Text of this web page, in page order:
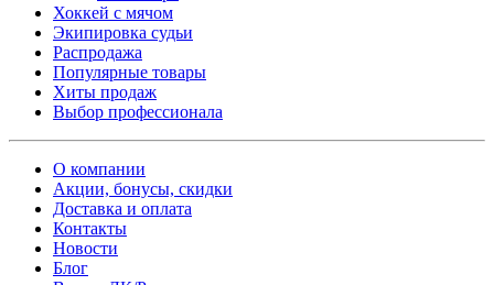
Хоккей с мячом
Экипировка судьи
Распродажа
Популярные товары
Хиты продаж
Выбор профессионала
О компании
Акции, бонусы, скидки
Доставка и оплата
Контакты
Новости
Блог